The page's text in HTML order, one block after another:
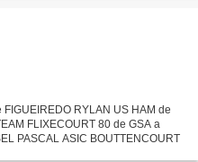
RYLAN US HAM de
FLIXECOURT 80 de GSA a
PASCAL ASIC BOUTTENCOURT